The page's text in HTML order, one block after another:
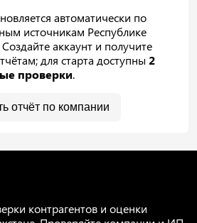
автоматически по
источникам Республике
Создайте аккаунт и получите
для старта доступны2
проверки.
отчёт по компании
контрагентов и оценки